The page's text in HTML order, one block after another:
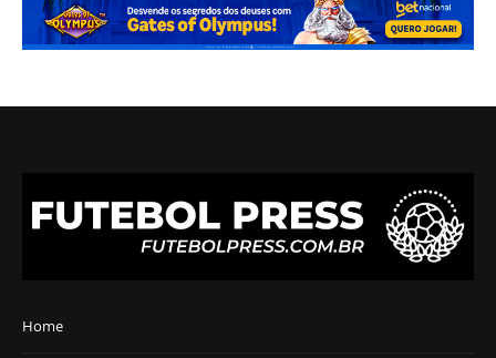
Home